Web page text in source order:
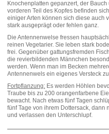
Knochenplatten gepanzert, der
vorderen Teil des Kopfes befinden
einiger Arten können sich diese auch
stark ausgeprägt oder fehlen ganz.
Die Antennenwelse fressen
reinen Vegetarier. Sie leben stark
frei. Gegenüber gattungsfremden
die revierbildenden Männchen
werden. Wenn man im Becken
Antennenwels ein eigenes Versteck
Fortpflanzung: Es werden Höhlen
Traube bis zu 200 orangenfarbene
bewacht. Nach etwas fünf Tagen
fünf Tage von ihrem Dottersack,
und verlassen den Unterschlupf.